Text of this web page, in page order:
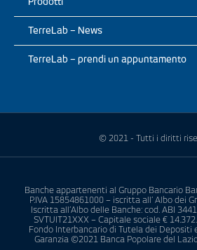
TerreLab – News
TerreLab – prendi un appuntamento
© 2021 - Tutti i diritti
Banche appartenenti al Gruppo Bancario
P.IVA 15854861000 – iscritta all’ Albo dei
Iscritta all’Albo delle Banche: cod. ABI
SVTUIT21XXX – Capitale sociale €
Fondo Interbancario di Tutela dei Depositi
Garanzia ©2021 Banca Popolare del